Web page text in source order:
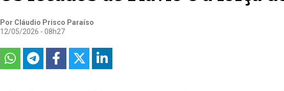
Por Cláudio Prisco Paraíso
12/05/2026 - 08h27